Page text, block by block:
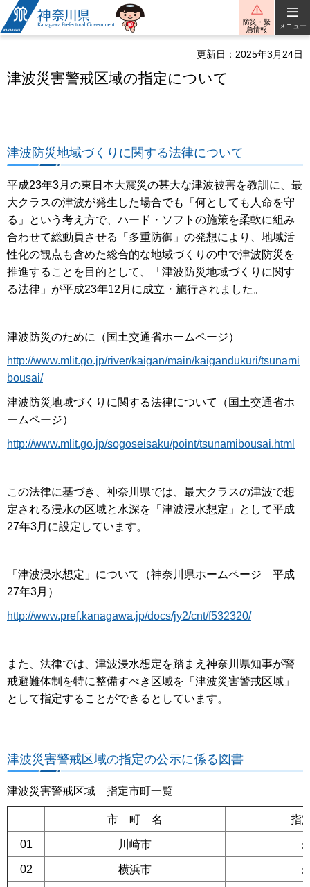
神奈川県
防災・緊
急情報
メニュー
更新日：2025年3月24日
津波災害警戒区域の指定について
津波防災地域づくりに関する法律について
平成23年3月の東日本大震災の甚大な津波被害を教訓に、最
大クラスの津波が発生した場合でも「何としても人命を守
る」という考え方で、ハード・ソフトの施策を柔軟に組み
合わせて総動員させる「多重防御」の発想により、地域活
性化の観点も含めた総合的な地域づくりの中で津波防災を
推進することを目的として、「津波防災地域づくりに関す
る法律」が平成23年12月に成立・施行されました。
津波防災のために（国土交通省ホームページ）
http://www.mlit.go.jp/river/kaigan/main/kaigandukuri/tsunami
bousai/
津波防災地域づくりに関する法律について（国土交通省ホ
ームページ）
http://www.mlit.go.jp/sogoseisaku/point/tsunamibousai.html
この法律に基づき、神奈川県では、最大クラスの津波で想
定される浸水の区域と水深を「津波浸水想定」として平成
27年3月に設定しています。
「津波浸水想定」について（神奈川県ホームページ 平成
27年3月）
http://www.pref.kanagawa.jp/docs/jy2/cnt/f532320/
また、法律では、津波浸水想定を踏まえ神奈川県知事が警
戒避難体制を特に整備すべき区域を「津波災害警戒区域」
として指定することができるとしています。
津波災害警戒区域の指定の公示に係る図書
津波災害警戒区域 指定市町一覧
市 町 名 指
01 川崎市
02 横浜市